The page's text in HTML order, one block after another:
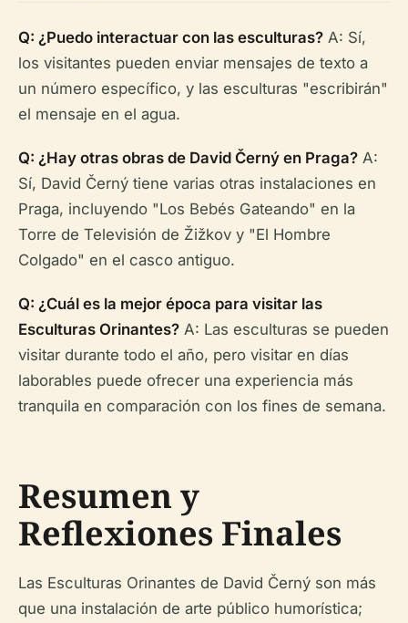
Q: ¿Puedo interactuar con las esculturas? A: Sí,
los visitantes pueden enviar mensajes de texto a
un número específico, y las esculturas "escribirán"
el mensaje en el agua.
Q: ¿Hay otras obras de David Černý en Praga? A:
Sí, David Černý tiene varias otras instalaciones en
Praga, incluyendo "Los Bebés Gateando" en la
Torre de Televisión de Žižkov y "El Hombre
Colgado" en el casco antiguo.
Q: ¿Cuál es la mejor época para visitar las
Esculturas Orinantes? A: Las esculturas se pueden
visitar durante todo el año, pero visitar en días
laborables puede ofrecer una experiencia más
tranquila en comparación con los fines de semana.
Resumen y
Reflexiones Finales
Las Esculturas Orinantes de David Černý son más
que una instalación de arte público humorística;